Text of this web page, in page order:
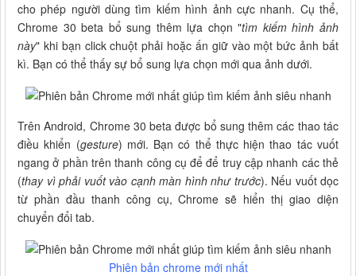
cho phép người dùng tìm kiếm hình ảnh cực nhanh. Cụ thể,
Chrome 30 beta bổ sung thêm lựa chọn "tìm kiếm hình ảnh
này" khi bạn click chuột phải hoặc ấn giữ vào một bức ảnh bất
kì. Bạn có thể thấy sự bổ sung lựa chọn mới qua ảnh dưới.
Trên Android, Chrome 30 beta được bổ sung thêm các thao tác
điều khiển (gesture) mới. Bạn có thể thực hiện thao tác vuốt
ngang ở phần trên thanh công cụ để để truy cập nhanh các thẻ
(thay vì phải vuốt vào cạnh màn hình như trước). Nếu vuốt dọc
từ phần đầu thanh công cụ, Chrome sẽ hiển thị giao diện
chuyển đổi tab.
Phiên bản chrome mới nhất